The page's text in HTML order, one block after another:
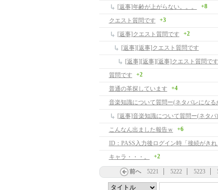
[返事]年齢が上がらない。。。
+8
クエスト質問です +3
[返事]クエスト質問です +2
[返事][返事]クエスト質問です
[返事][返事][返事]クエスト質問です
質問です
+2
普通の革探しています +4
音楽知識について質問ー(ネタバレになる
[返事]音楽知識について質問ー(ネタ
こんなん出ました報告ｗ
+6
ID：PASS入力後ログイン時「接続がき
キャラ・・・。
+2
前へ 5221 5222 5223